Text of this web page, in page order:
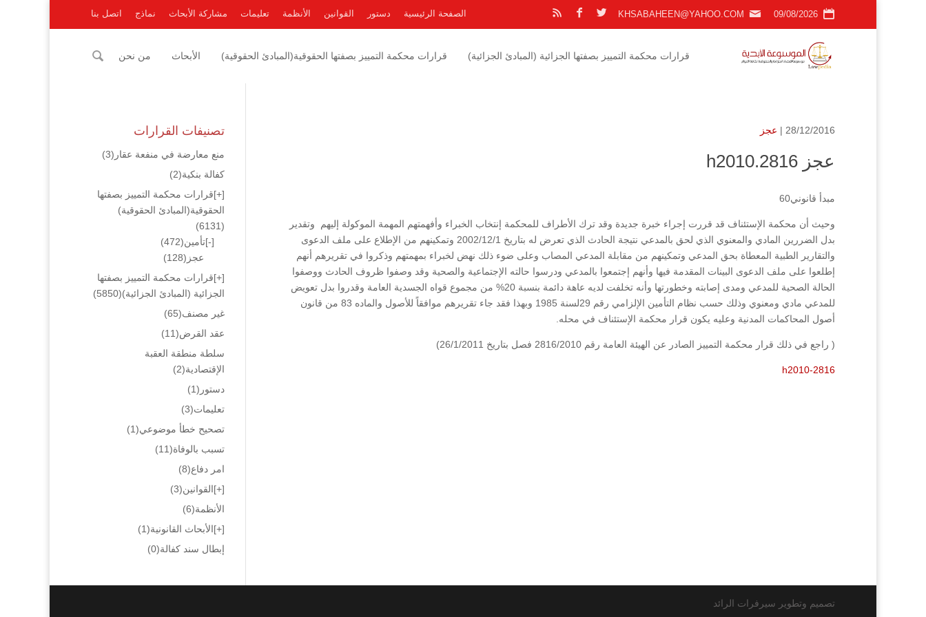
09/08/2026
KHSABAHEEN@YAHOO.COM الصفحة الرئيسية دستور القوانين الأنظمة تعليمات مشاركة الأبحاث نماذج اتصل بنا
قرارات محكمة التمييز بصفتها الجزائية (المبادئ الجزائية) قرارات محكمة التمييز بصفتها الحقوقية(المبادئ الحقوقية) الأبحاث من نحن
28/12/2016 | عجز
عجز h2010.2816
مبدأ قانوني60
وحيث أن محكمة الإستئناف قد قررت إجراء خبرة جديدة وقد ترك الأطراف للمحكمة إنتخاب الخبراء وأفهمتهم المهمة الموكولة إليهم وتقدير
بدل الضررين المادي والمعنوي الذي لحق بالمدعي نتيجة الحادث الذي تعرض له بتاريخ 2002/12/1 وتمكينهم من الإطلاع على ملف الدعوى
والتقارير الطبية المعطاة بحق المدعي وتمكينهم من مقابلة المدعي المصاب وعلى ضوء ذلك نهض لخبراء بمهمتهم وذكروا في تقريرهم أنهم
إطلعوا على ملف الدعوى البينات المقدمة فيها وأنهم إجتمعوا بالمدعي ودرسوا حالته الإجتماعية والصحية وقد وصفوا ظروف الحادث ووصفوا
الحالة الصحية للمدعي ومدى إصابته وخطورتها وأنه تخلفت لديه عاهة دائمة بنسبة 20% من مجموع قواه الجسدية العامة وقدروا بدل تعويض
للمدعي مادي ومعنوي وذلك حسب نظام التأمين الإلزامي رقم 29لسنة 1985 وبهذا فقد جاء تقريرهم موافقاً للأصول والماده 83 من قانون
أصول المحاكمات المدنية وعليه يكون قرار محكمة الإستئناف في محله.
( راجع في ذلك قرار محكمة التمييز الصادر عن الهيئة العامة رقم 2816/2010 فصل بتاريخ 26/1/2011)
h2010-2816
تصنيفات القرارات
منع معارضة في منفعة عقار (3)
كفالة بنكية(2)
[+]قرارات محكمة التمييز بصفتها
الحقوقية(المبادئ الحقوقية)
(6131)
[-]تأمين(472)
عجز (128)
[+]قرارات محكمة التمييز بصفتها
الجزائية (المبادئ الجزائية)(5850)
غير مصنف(65)
عقد القرض(11)
سلطة منطقة العقبة
الإقتصادية(2)
دستور (1)
تعليمات(3)
تصحيح خطأ موضوعي(1)
تسبب بالوفاة(11)
امر دفاع(8)
[+]القوانين(3)
الأنظمة(6)
[+]الأبحاث القانونية(1)
إبطال سند كفالة(0)
تصميم وتطوير سيرفرات الرائد